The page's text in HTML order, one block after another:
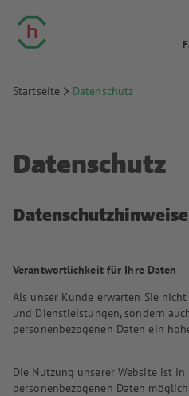
Startseite Datenschutz
Datenschutz
Datenschutzhinweise
Verantwortlichkeit für Ihre Daten
Als unser Kunde erwarten Sie
und Dienstleistungen, sondern
personenbezogenen Daten ein
Die Nutzung unserer Website ist
personenbezogenen Daten möglich.